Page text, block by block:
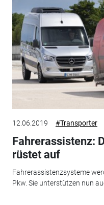
12.06.2019 #Transporter
Fahrerassistenz:
rüstet auf
Fahrerassistenzsysteme
Pkw. Sie unterstützen nun